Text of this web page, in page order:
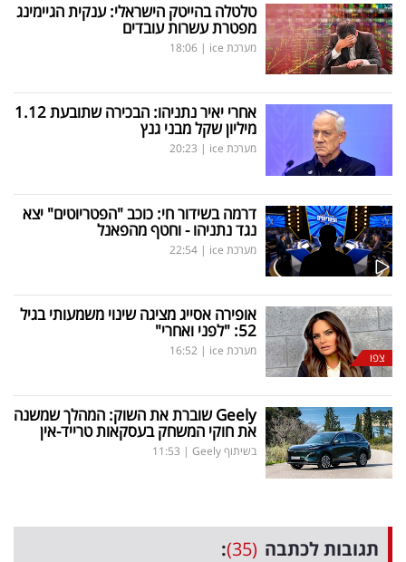
טלטלה בהייטק הישראלי: ענקית הגיימינג
מפטרת עשרות עובדים
מערכת ice |
18:06
אחרי יאיר נתניהו: הבכירה שתובעת 1.12
מיליון שקל מבני גנץ
מערכת ice |
20:23
דרמה בשידור חי: כוכב "הפטריוטים" יצא
נגד נתניהו - וחטף מהפאנל
מערכת ice |
22:54
צפו
אופירה אסייג מציגה שינוי משמעותי בגיל
52: "לפני ואחרי"
מערכת ice |
16:52
Geelyשוברת את השוק: המהלך שמשנה
את חוקי המשחק בעסקאות טרייד-אין
בשיתוף Geely |
11:53
תגובות לכתבה (35)
: